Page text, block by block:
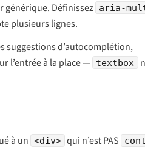
générique. Définissez aria-
plusieurs lignes.
suggestions d’autocomplétion,
l’entrée à la place — textbox
à un <div> qui n’est PAS